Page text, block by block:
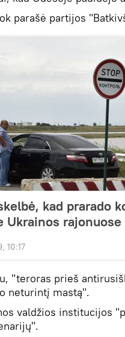
parašė partijos
kad prarado
Ukrainos rajonuose
10:17
"teroras prieš
neturintį mastą".
valdžios institucijos